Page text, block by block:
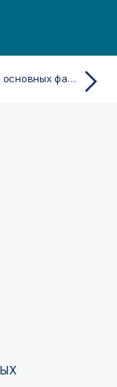
Выявление основных факторов влияния в ваших данных с помощью анализа ключевых факторов